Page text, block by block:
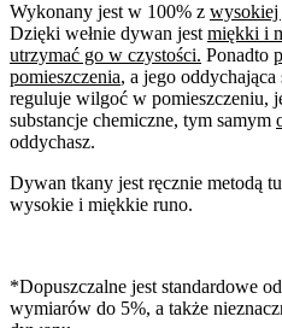
Wykonany jest w 100% z wysokiej
Dzięki wełnie dywan jest miękki i
utrzymać go w czystości. Ponadto
pomieszczenia, a jego oddychająca
reguluje wilgoć w pomieszczeniu,
substancje chemiczne, tym samym
oddychasz.
Dywan tkany jest ręcznie metodą
wysokie i miękkie runo.
*Dopuszczalne jest standardowe
wymiarów do 5%, a także